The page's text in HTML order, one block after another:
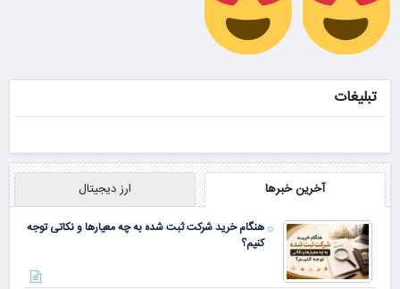
همین الان ببین
بهرهتبلیغات
آخرین خبرها ارز دیجیتال
هنگام خرید شرکت ثبت شده به چه معیارها و نکاتی توجه
کنیم؟